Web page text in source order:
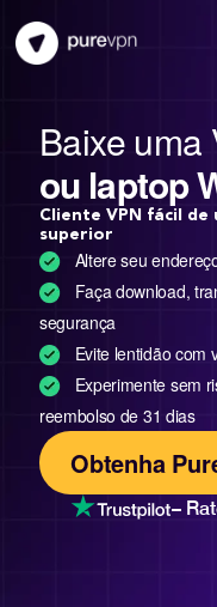
Baixe uma
ou laptop
Cliente VPN fácil de
superior
Altere seu
Faça download,
segurança
Evite lentidão com
Experimente sem
reembolso de 31 dias
Obtenha
–